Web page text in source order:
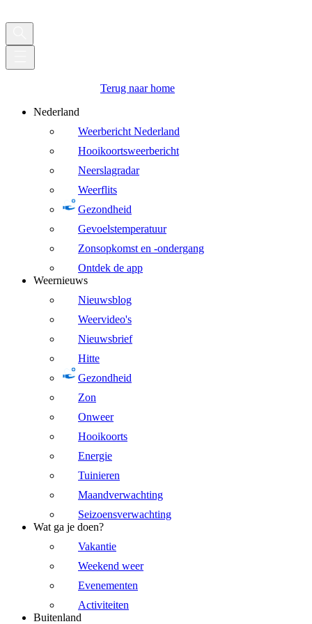
Terug naar home
Nederland
Weerbericht Nederland
Hooikoortsweerbericht
Neerslagradar
Weerflits
Gezondheid
Gevoelstemperatuur
Zonsopkomst en -ondergang
Ontdek de app
Weernieuws
Nieuwsblog
Weervideo's
Nieuwsbrief
Hitte
Gezondheid
Zon
Onweer
Hooikoorts
Energie
Tuinieren
Maandverwachting
Seizoensverwachting
Wat ga je doen?
Vakantie
Weekend weer
Evenementen
Activiteiten
Buitenland